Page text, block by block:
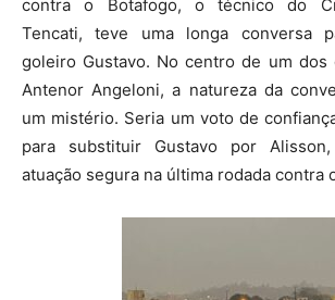
contra o Botafogo, o técnico do
Tencati, teve uma longa conversa
goleiro Gustavo. No centro de um dos
Antenor Angeloni, a natureza da
um mistério. Seria um voto de
para substituir Gustavo por
atuação segura na última rodada contra